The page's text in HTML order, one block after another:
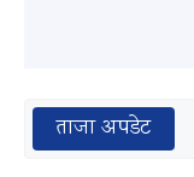
ताजा अपडेट